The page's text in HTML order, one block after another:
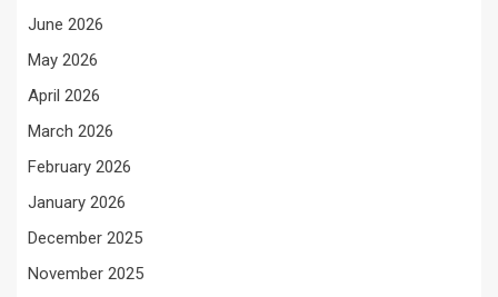
June 2026
May 2026
April 2026
March 2026
February 2026
January 2026
December 2025
November 2025